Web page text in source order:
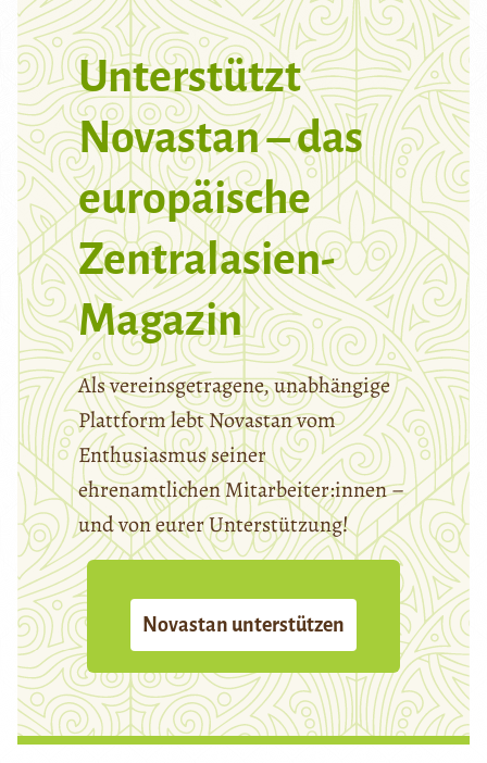
Unterstützt
Novastan – das
europäische
Zentralasien-
Magazin
Als vereinsgetragene, unabhängige
Plattform lebt Novastan vom
Enthusiasmus seiner
ehrenamtlichen Mitarbeiter:innen –
und von eurer Unterstützung!
Novastan unterstützen